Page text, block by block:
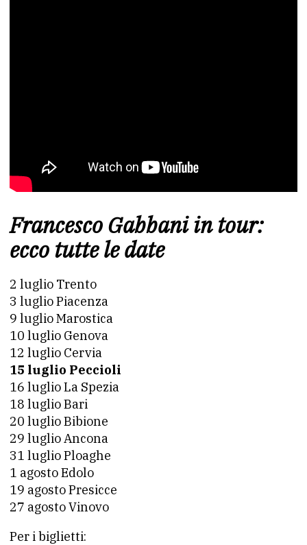
Francesco Gabbani in tour:
ecco tutte le date
2 luglio Trento
3 luglio Piacenza
9 luglio Marostica
10 luglio Genova
12 luglio Cervia
15 luglio Peccioli
16 luglio La Spezia
18 luglio Bari
20 luglio Bibione
29 luglio Ancona
31 luglio Ploaghe
1 agosto Edolo
19 agosto Presicce
27 agosto Vinovo
Per i biglietti: